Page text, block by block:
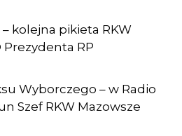
– kolejna pikieta RKW
Prezydenta RP
Wyborczego – w Radio
Szef RKW Mazowsze